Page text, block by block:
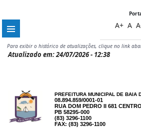
A+ A
Para exibir o histórico de atualizações, clique no link
Atualizado em: 24/07/2026 - 12:38
PREFEITURA MUNICIPAL DE BAIA
08.894.859/0001-01
RUA DOM PEDRO II 681
PB 58295-000
(83) 3296-1100
FAX: (83) 3296-1100